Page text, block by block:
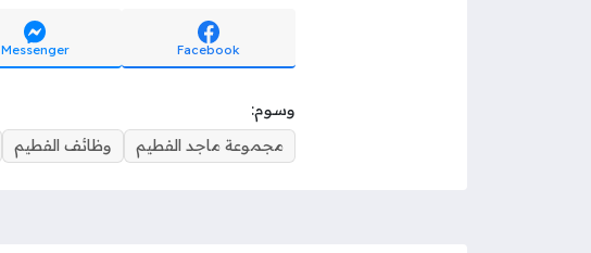
Facebook
Messenger
وسوم:
مجموعة ماجد الفطيم
وظائف الفطيم